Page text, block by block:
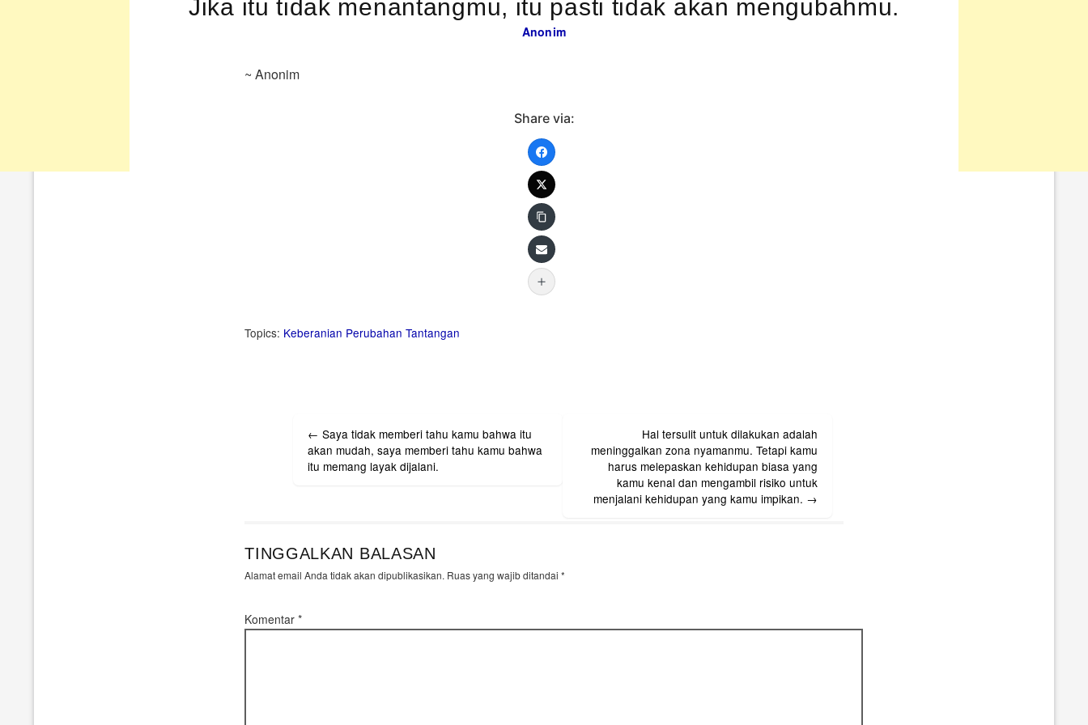
Jika itu tidak menantangmu, itu pasti tidak akan mengubahmu.
Anonim
~ Anonim
Share via:
Topics: Keberanian Perubahan Tantangan
navigation
← Saya tidak memberi tahu kamu bahwa itu
akan mudah, saya memberi tahu kamu bahwa
itu memang layak dijalani.
Hal tersulit untuk dilakukan adalah
meninggalkan zona nyamanmu. Tetapi kamu
harus melepaskan kehidupan biasa yang
kamu kenal dan mengambil risiko untuk
menjalani kehidupan yang kamu impikan. →
TINGGALKAN BALASAN
Alamat email Anda tidak akan dipublikasikan. Ruas yang wajib ditandai*
Komentar*